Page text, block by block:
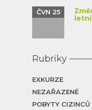
ČVN 25
Rubriky
EXKURZE
NEZAŘAZENÉ
POBYTY CIZINCŮ